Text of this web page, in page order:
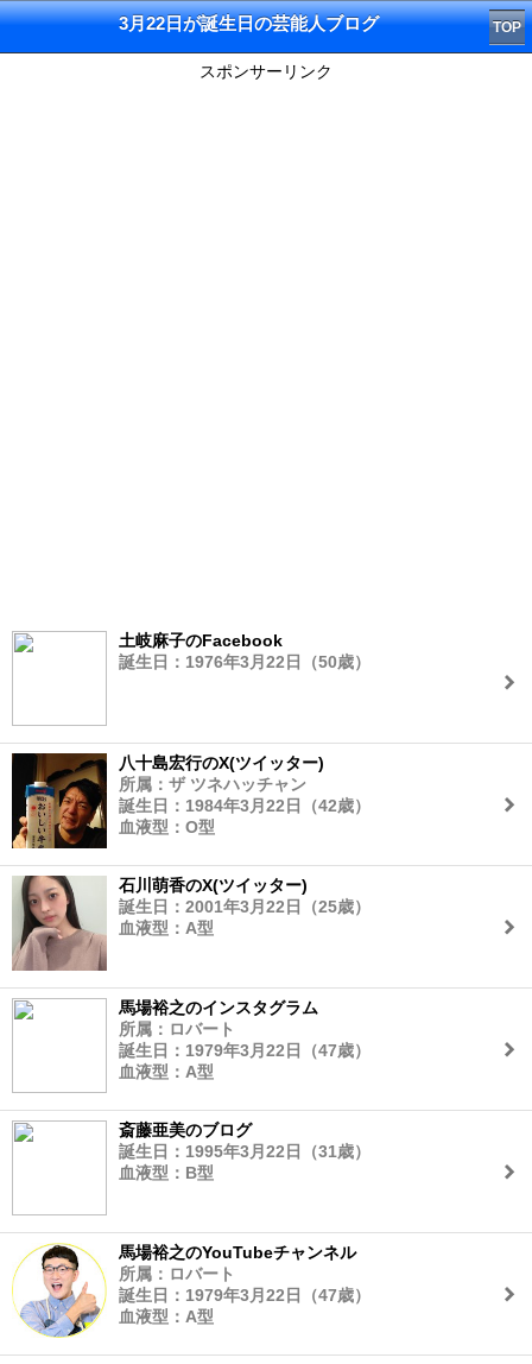
3月22日が誕生日の芸能人ブログ TOP
スポンサーリンク
土岐麻子のFacebook
誕生日：1976年3月22日（50歳）
八十島宏行のX(ツイッター)
所属：ザ ツネハッチャン
誕生日：1984年3月22日（42歳）
血液型：O型
石川萌香のX(ツイッター)
誕生日：2001年3月22日（25歳）
血液型：A型
馬場裕之のインスタグラム
所属：ロバート
誕生日：1979年3月22日（47歳）
血液型：A型
斎藤亜美のブログ
誕生日：1995年3月22日（31歳）
血液型：B型
馬場裕之のYouTubeチャンネル
所属：ロバート
誕生日：1979年3月22日（47歳）
血液型：A型